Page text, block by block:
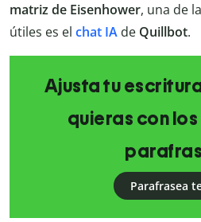
matriz de Eisenhower, una de
útiles es el chat IA de Quillbot.
Ajusta tu
quieras con
Parafrasea